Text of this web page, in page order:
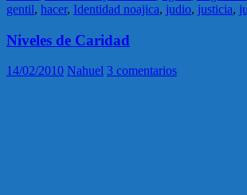
gentil, hacer, Identidad noajica, judio, justicia,
Niveles de Caridad
14/02/2010 Nahuel 3 comentarios